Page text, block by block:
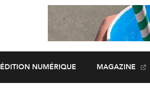
ÉDITION NUMÉRIQUE MAGAZINE